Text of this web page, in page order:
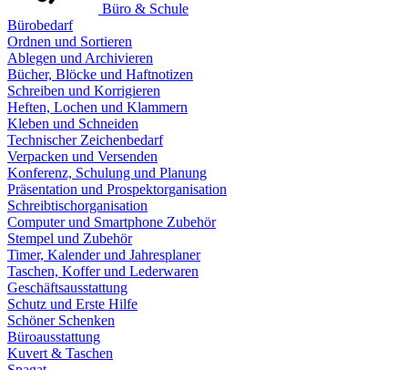
Büro & Schule
Bürobedarf
Ordnen und Sortieren
Ablegen und Archivieren
Bücher, Blöcke und Haftnotizen
Schreiben und Korrigieren
Heften, Lochen und Klammern
Kleben und Schneiden
Technischer Zeichenbedarf
Verpacken und Versenden
Konferenz, Schulung und Planung
Präsentation und Prospektorganisation
Schreibtischorganisation
Computer und Smartphone Zubehör
Stempel und Zubehör
Timer, Kalender und Jahresplaner
Taschen, Koffer und Lederwaren
Geschäftsausstattung
Schutz und Erste Hilfe
Schöner Schenken
Büroausstattung
Kuvert & Taschen